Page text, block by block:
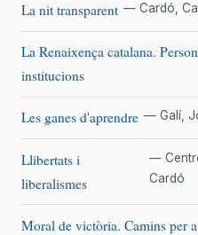
La nit transparent — Cardó,
La Renaixença catalana.
institucions
Les ganes d'aprendre — Galí,
Llibertats i
liberalismes
—
Cardó
Moral de victòria. Camins per